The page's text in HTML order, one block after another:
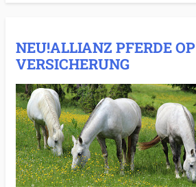
NEU!ALLIANZ PFERDE OP
VERSICHERUNG